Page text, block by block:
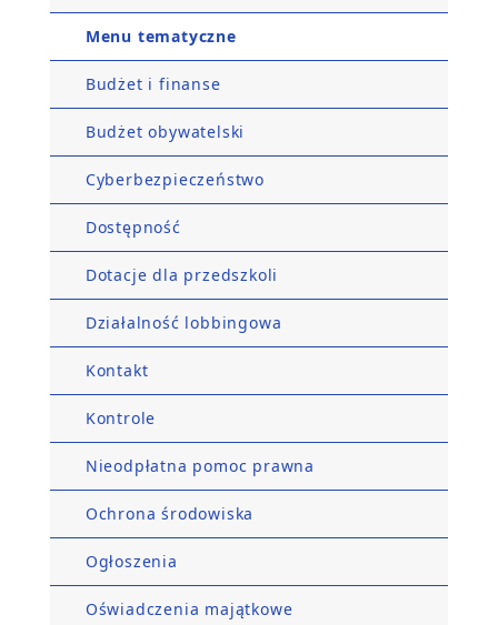
Menu tematyczne
Budżet i finanse
Budżet obywatelski
Cyberbezpieczeństwo
Dostępność
Dotacje dla przedszkoli
Działalność lobbingowa
Kontakt
Kontrole
Nieodpłatna pomoc prawna
Ochrona środowiska
Ogłoszenia
Oświadczenia majątkowe